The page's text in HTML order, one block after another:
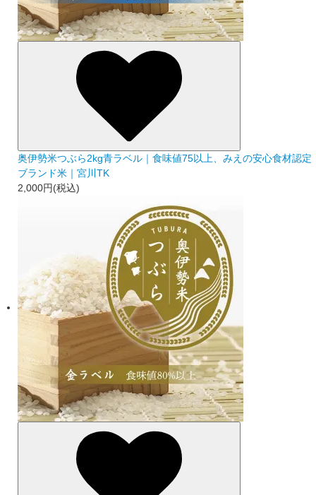
奥伊勢米つぶら2kg青ラベル｜食味値75以上、みえの安心食材認定
ブランド米｜宮川TK
2,000円(税込)